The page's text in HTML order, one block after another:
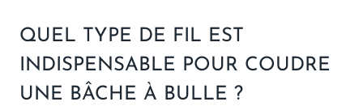
QUEL TYPE DE FIL EST
INDISPENSABLE POUR COUDRE
UNE BÂCHE À BULLE ?